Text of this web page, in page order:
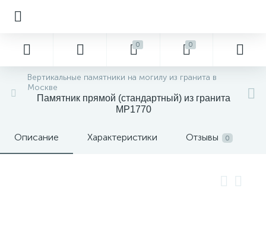
0 0
Вертикальные памятники на могилу из гранита в
Москве
Памятник прямой (стандартный) из гранита
MP1770
Описание Характеристики Отзывы 0